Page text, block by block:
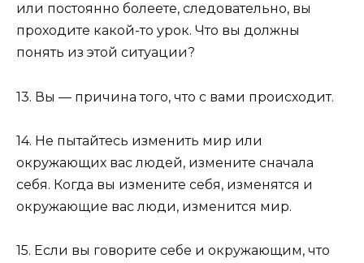
или постоянно болеете, следовательно, вы
проходите какой-то урок. Что вы должны
понять из этой ситуации?
13. Вы — причина того, что с вами происходит.
14. Не пытайтесь изменить мир или
окружающих вас людей, измените сначала
себя. Когда вы измените себя, изменятся и
окружающие вас люди, изменится мир.
15. Если вы говорите себе и окружающим, что